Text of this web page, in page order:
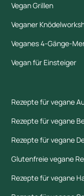
Vegan Grillen
Veganer
Veganes 4-Gänge-
Vegan für Einsteiger
Rezepte für vegane
Rezepte für vegane
Rezepte für vegane
Glutenfreie vegane
Rezepte für vegane